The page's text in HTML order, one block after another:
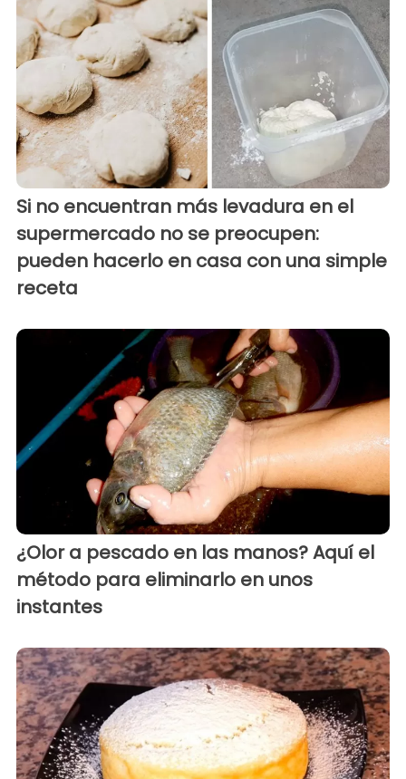
Si no encuentran más levadura en el
supermercado no se preocupen:
pueden hacerlo en casa con una simple
receta
¿Olor a pescado en las manos? Aquí el
método para eliminarlo en unos
instantes